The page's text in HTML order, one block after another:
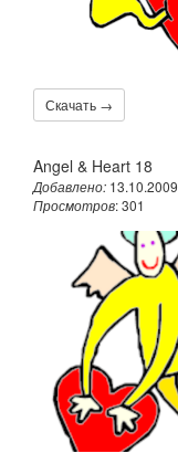
Скачать →
Angel & Heart 18
Добавлено: 13.10.2009
Просмотров: 301